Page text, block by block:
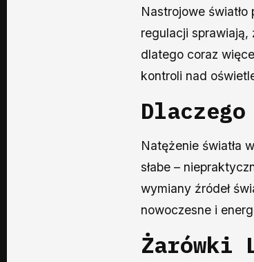
Nastrojowe
regulacji sprawiają,
dlatego coraz
kontroli nad
Natężenie światła
słabe –
wymiany źródeł
nowoczesne i
Żarówki